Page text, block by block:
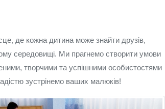
де кожна дитина може знайти друзів,
середовищі. Ми прагнемо створити умови
творчими та успішними особистостями
зустрінемо ваших малюків!